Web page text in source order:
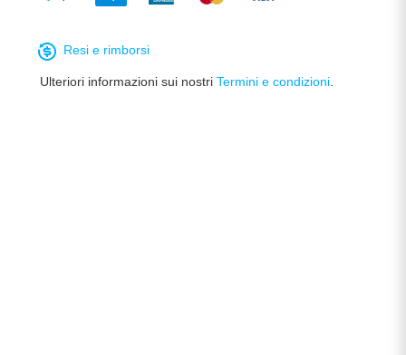
Resi e rimborsi
Ulteriori informazioni sui nostri Termini e condizioni.